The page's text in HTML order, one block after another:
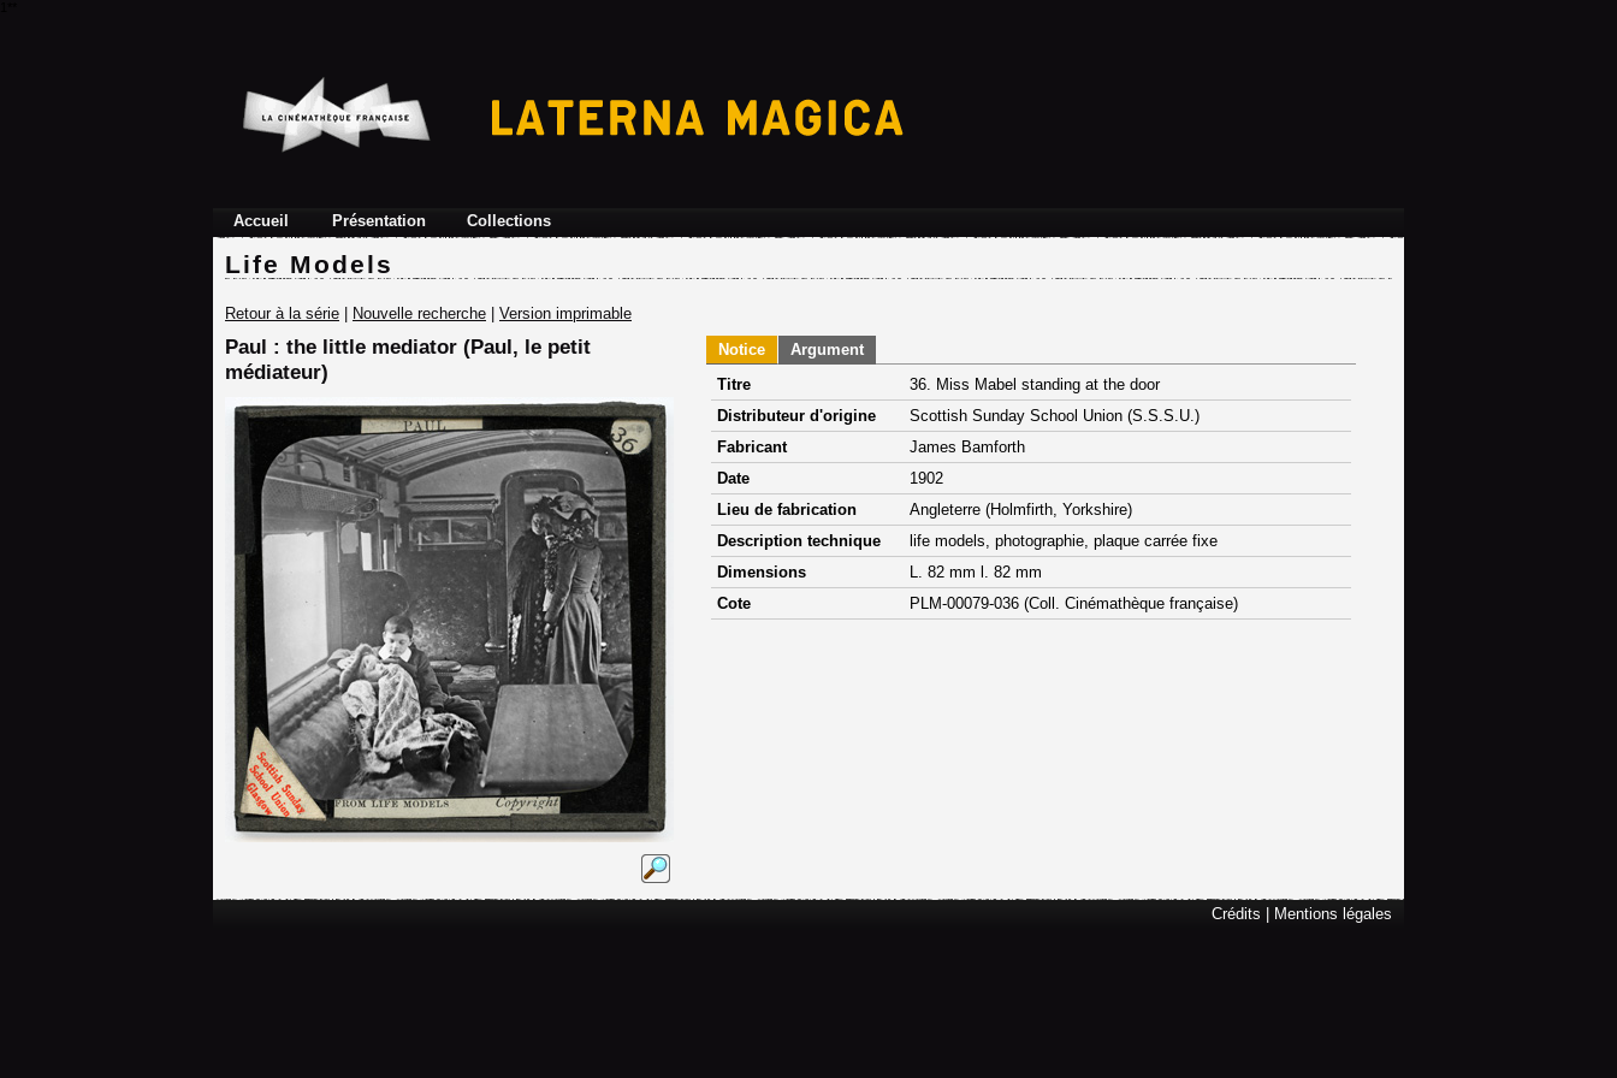
Accueil Présentation Collections
Life Models
Retour à la série Nouvelle recherche Version imprimable
Paul : the little mediator (Paul, le petit
médiateur)
Notice
Argument
Titre
36. Miss Mabel standing at the door
Distributeur d'origine
Scottish Sunday School Union (S.S.S.U.)
Fabricant
James Bamforth
Date
1902
Lieu de fabrication
Angleterre (Holmfirth, Yorkshire)
Description technique
life models, photographie, plaque carrée fixe
Dimensions
L. 82 mm l. 82 mm
Cote
PLM-00079-036 (Coll. Cinémathèque française)
Crédits Mentions légales